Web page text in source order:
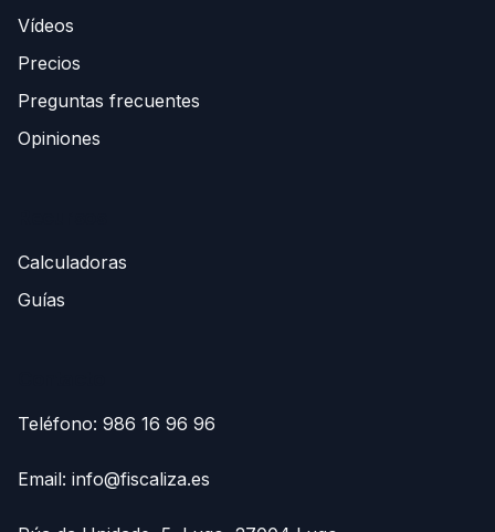
Vídeos
Precios
Preguntas frecuentes
Opiniones
Calculadoras
Guías
Teléfono: 986 16 96 96
Email: info@fiscaliza.es